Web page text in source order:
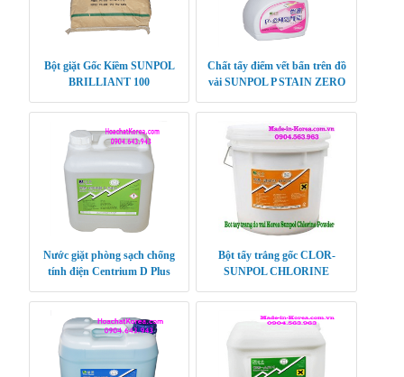
Bột giặt Gốc Kiềm SUNPOL
BRILLIANT 100
Chất tẩy điểm vết bẩn trên đồ
vải SUNPOL P STAIN ZERO
Nước giặt phòng sạch chống
tính điện Centrium D Plus
Bột tẩy trắng gốc CLOR-
SUNPOL CHLORINE